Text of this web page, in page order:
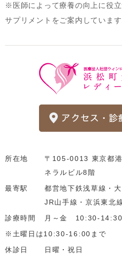
※医師によって療養の向上に役立
サプリメントをご案内しています
所在地
〒105-0013 東京都
ネラルビル8階
最寄駅
都営地下鉄浅草線・
JR山手線・京浜東北
診療時間
月～金 10:30-
※土曜日は10:30-16:00まで
休診日
日曜・祝日